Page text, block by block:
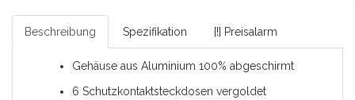
Beschreibung Spezifikation [!] Preisalarm
Gehäuse aus Aluminium 100% abgeschirmt
6 Schutzkontaktsteckdosen vergoldet